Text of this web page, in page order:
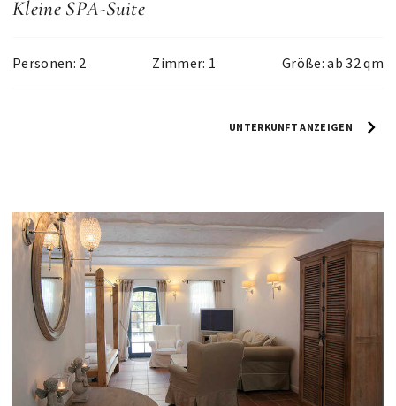
Kleine SPA-Suite
Personen: 2 Zimmer: 1 Größe: ab 32 qm
UNTERKUNFT ANZEIGEN